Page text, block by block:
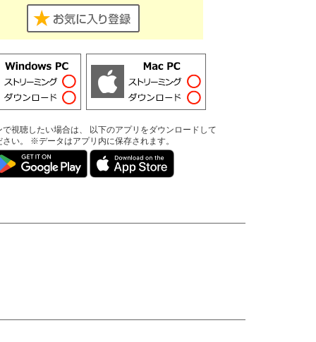
で視聴したい場合は、 以下のアプリをダウンロードして
さい。 ※データはアプリ内に保存されます。